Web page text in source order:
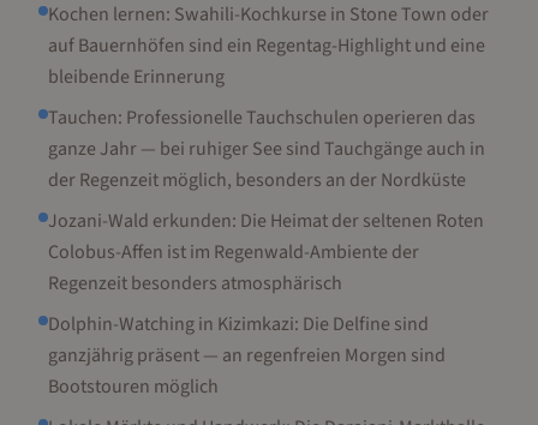
Kochen lernen: Swahili-Kochkurse in Stone Town oder
auf Bauernhöfen sind ein Regentag-Highlight und eine
bleibende Erinnerung
Tauchen: Professionelle Tauchschulen operieren das
ganze Jahr — bei ruhiger See sind Tauchgänge auch in
der Regenzeit möglich, besonders an der Nordküste
Jozani-Wald erkunden: Die Heimat der seltenen Roten
Colobus-Affen ist im Regenwald-Ambiente der
Regenzeit besonders atmosphärisch
Dolphin-Watching in Kizimkazi: Die Delfine sind
ganzjährig präsent — an regenfreien Morgen sind
Bootstouren möglich